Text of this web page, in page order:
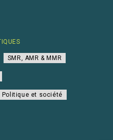
SMR, AMR & MMR
Politique et société